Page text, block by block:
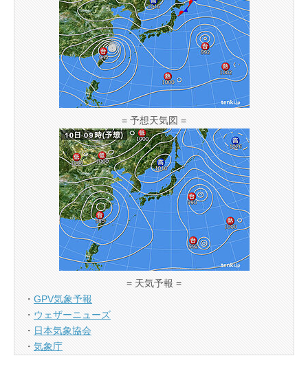
= 予想天気図 =
= 天気予報 =
・ GPV気象予報
・ ウェザーニューズ
・ 日本気象協会
・ 気象庁